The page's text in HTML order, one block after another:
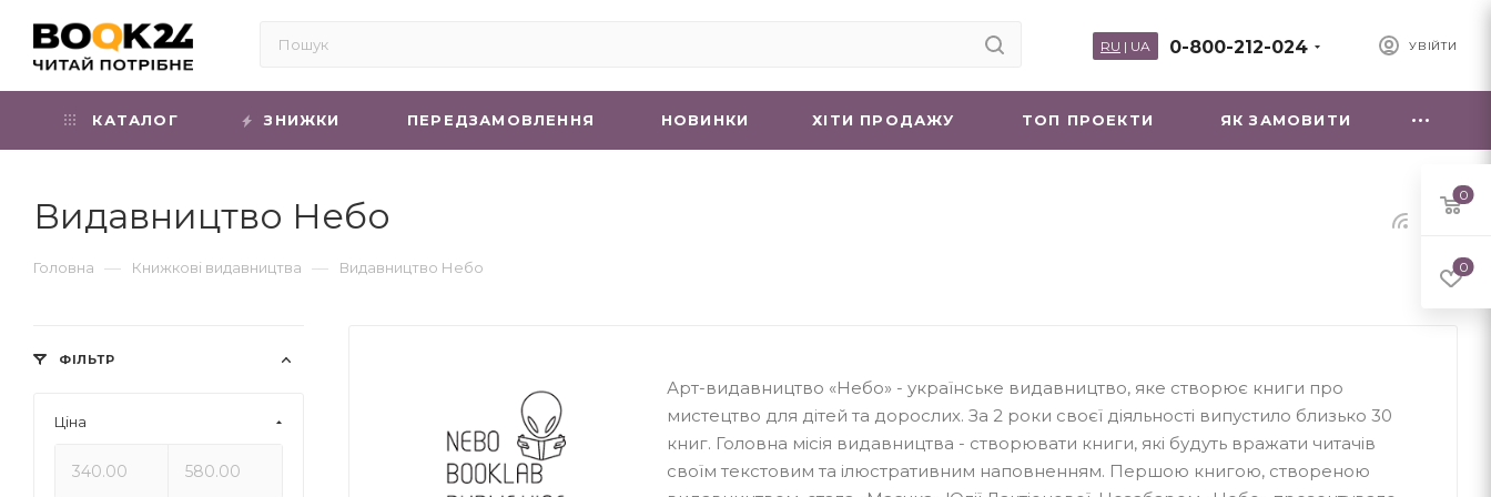
УВІЙТИ
0-800-212-024
RU | UA
КАТАЛОГ ЗНИЖКИ ПЕРЕДЗАМОВЛЕННЯ НОВИНКИ ХIТИ ПРОДАЖУ ТОП ПРОЕКТИ ЯК ЗАМОВИТИ
Видавництво Небо
Головна — Книжкові видавництва — Видавництво Небо
Арт-видавництво «Небо» - українське видавництво, яке створює книги про
мистецтво для дітей та дорослих. За 2 роки своєї діяльності випустило близько 30
книг. Головна місія видавництва - створювати книги, які будуть вражати читачів
своїм текстовим та ілюстративним наповненням. Першою книгою, створеною
ФІЛЬТР
Ціна
0
0